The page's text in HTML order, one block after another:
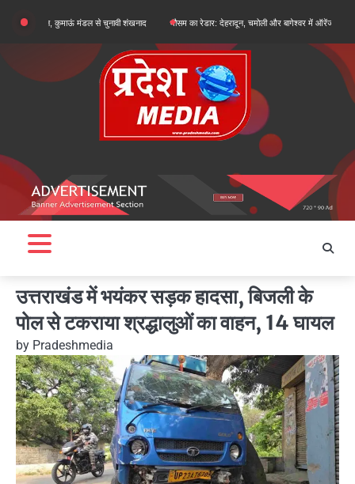
content
आगमन, कुमाऊं मंडल से चुनावी शंखनाद मौसम का रेडार: देहरादून, चमोली और बागेश्वर में ऑरेंज अलर्ट, शेष
उत्तराखंड में भयंकर सड़क हादसा, बिजली के
पोल से टकराया श्रद्धालुओं का वाहन, 14 घायल
by Pradeshmedia